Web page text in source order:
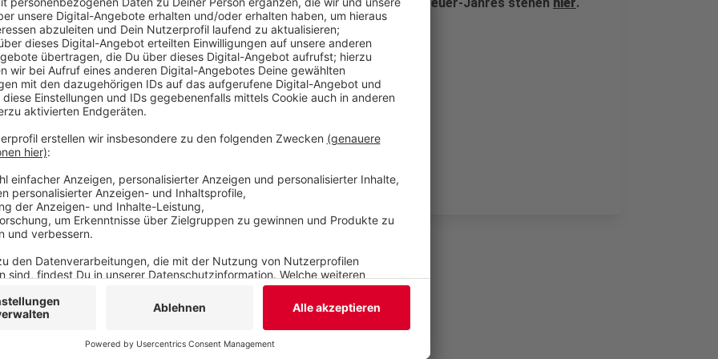
Veröffentlicht:Donnerstag, 26.11.2020 13:46
Anzeige